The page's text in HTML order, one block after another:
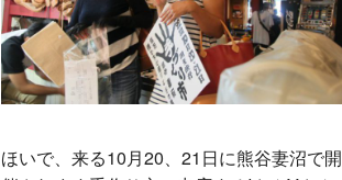
ほいで、来る10月20、21日に熊谷妻沼で開